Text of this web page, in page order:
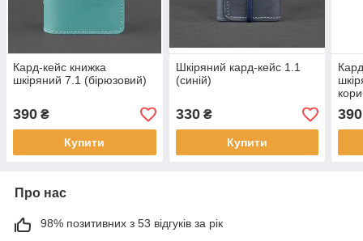
Кард-кейс книжка
шкіряний 7.1 (бірюзовий)
390 ₴
Купити
Шкіряний кард-кейс 1.1
(синій)
330₴
Купити
390
Про нас
98% позитивних з 53 відгуків за рік